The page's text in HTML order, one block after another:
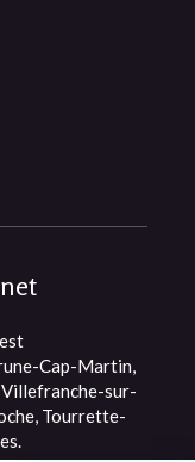
Cap-Martin,
sur-
Tourrette-